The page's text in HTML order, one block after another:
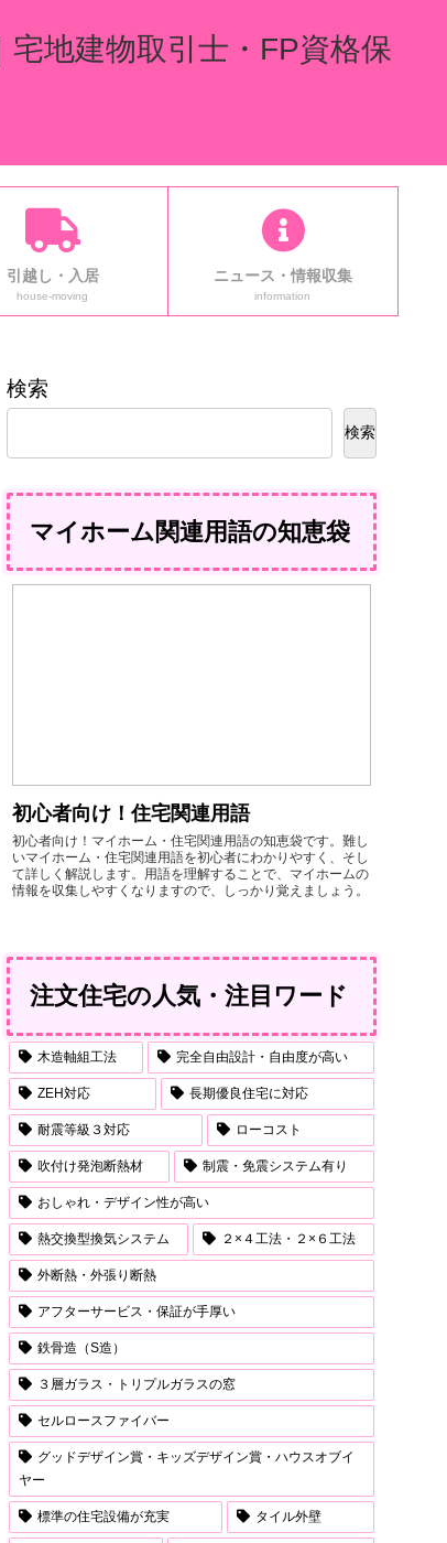
地建物取引士・FP資格保
引越し・入居
house-moving
ニュース・情報収集
information
検索
検索
マイホーム関連用語の知恵袋
初心者向け！住宅関連用語
初心者向け！マイホーム・住宅関連用語の知恵袋です。難し
いマイホーム・住宅関連用語を初心者にわかりやすく、そし
て詳しく解説します。用語を理解することで、マイホームの
情報を収集しやすくなりますので、しっかり覚えましょう。
注文住宅の人気・注目ワード
木造軸組工法 完全自由設計・自由度が高い
ZEH対応 長期優良住宅に対応
耐震等級３対応 ローコスト
吹付け発泡断熱材 制震・免震システム有り
おしゃれ・デザイン性が高い
熱交換型換気システム ２×４工法・２×６工法
外断熱・外張り断熱
アフターサービス・保証が手厚い
鉄骨造（S造）
３層ガラス・トリプルガラスの窓
セルロースファイバー
グッドデザイン賞・キッズデザイン賞・ハウスオブイ
ヤー
標準の住宅設備が充実 タイル外壁